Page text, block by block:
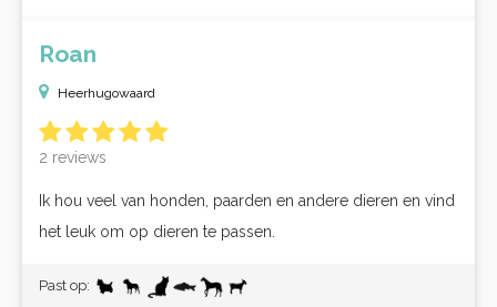
Roan
Heerhugowaard
2 reviews
Ik hou veel van honden, paarden en andere dieren en vind
het leuk om op dieren te passen.
Past op: